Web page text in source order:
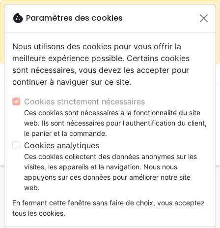
Continuer sur le site France close
warningSelon votre
localisation (États-
sur la boutique La Maison de la Bible Suisse
menu shopping_cart
Accueil Auteurs Chandler Lauren
Lauren Chandler
Lauren Chandler est
cookie Paramètres des cookies
Nous utilisons des cookies pour vous offrir la
meilleure expérience possible. Certains cookies
sont nécessaires, vous devez les accepter pour
continuer à naviguer sur ce site.
Cookies strictement nécessaires
Ces cookies sont nécessaires à la fonctionnalité du site
web. Ils sont nécessaires pour l'authentification du client,
le panier et la commande.
Cookies analytiques
Ces cookies collectent des données anonymes sur les
visites, les appareils et la navigation. Nous nous
appuyons sur ces données pour améliorer notre site
web.
En fermant cette fenêtre sans faire de choix, vous acceptez
tous les cookies.